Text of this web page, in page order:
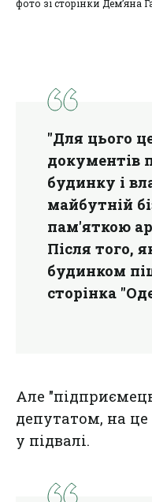
фото зі сторінки Дем’яна
"Для цього
документів
будинку і
майбутній
пам'яткою
Після того,
будинком
сторінка
Але
депутатом, на
у підвалі.